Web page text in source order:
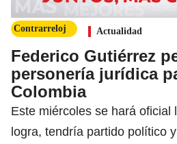
Contrarreloj Actualidad
Federico Gutiérrez
personería jurídica
Colombia
Este miércoles se hará oficial
logra, tendría partido político